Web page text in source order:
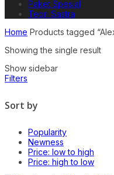
Paket Spesial
Teori Sastra
Home Products tagged
Showing the single result
Show sidebar
Filters
Sort by
Popularity
Newness
Price: low to high
Price: high to low